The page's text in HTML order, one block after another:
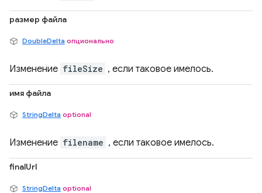
размер файла
DoubleDelta опционально
Изменение fileSize , если таковое имелось.
имя файла
StringDelta optional
Изменение filename , если таковое имелось.
finalUrl
StringDelta optional